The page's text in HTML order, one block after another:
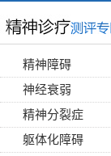
精神障碍
神经衰弱
精神分裂症
躯体化障碍